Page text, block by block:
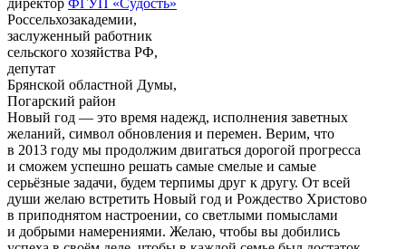
директор ФГУП «Судость»
Россельхозакадемии,
заслуженный работник
сельского хозяйства РФ,
депутат
Брянской областной Думы,
Погарский район
Новый год — это время надежд, исполнения заветных
желаний, символ обновления и перемен. Верим, что
в 2013 году мы продолжим двигаться дорогой прогресса
и сможем успешно решать самые смелые и самые
серьёзные задачи, будем терпимы друг к другу. От всей
души желаю встретить Новый год и Рождество Христово
в приподнятом настроении, со светлыми помыслами
и добрыми намерениями. Желаю, чтобы вы добились